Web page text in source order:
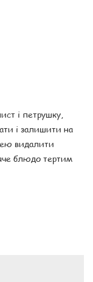
і петрушку,
і залишити на
видалити
блюдо тертим